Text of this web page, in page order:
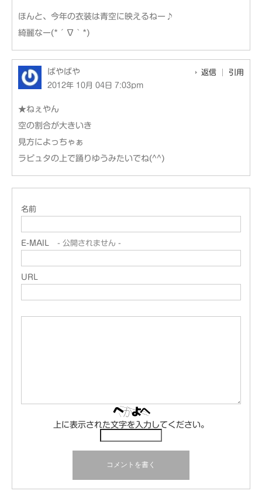
ほんと、今年の衣装は青空に映えるねー♪
綺麗なー(*´∇｀*)
ばやばや
2012年 10月 04日 7:03pm
返信 引用
★ねぇやん
空の割合が大きいき
見方によっちゃぁ
ラピュタの上で踊りゆうみたいでね(^^)
名前
E-MAIL - 公開されません -
URL
上に表示された文字を入力してください。